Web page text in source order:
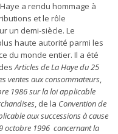
a rendu hommage à
et le rôle
un demi-siècle. Le
haute autorité parmi les
du monde entier. Il a été
desArticles de La Haye du 25
ventes aux consommateurs,
1986 sur la loi applicable
, de la Convention de
aux successions à cause
octobre 1996 concernant la